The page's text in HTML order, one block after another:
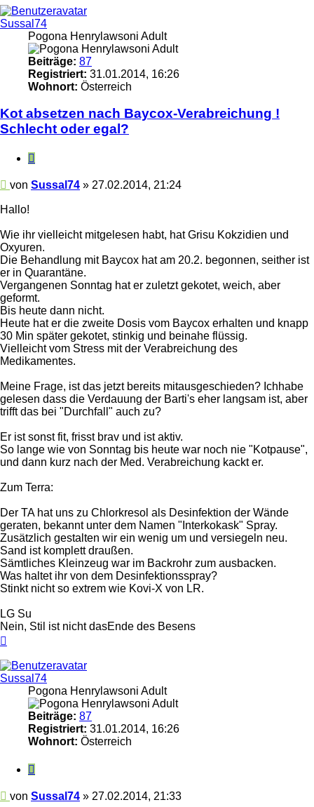
Sussal74
Pogona Henrylawsoni Adult
Beiträge: 87
Registriert: 31.01.2014, 16:26
Wohnort: Österreich
Kot absetzen nach Baycox-Verabreichung !
Schlecht oder egal?
Zitieren
Beitrag
von Sussal74 » 27.02.2014, 21:24
Hallo!
Wie ihr vielleicht mitgelesen habt, hat Grisu Kokzidien und
Oxyuren.
Die Behandlung mit Baycox hat am 20.2. begonnen, seither ist
er in Quarantäne.
Vergangenen Sonntag hat er zuletzt gekotet, weich, aber
geformt.
Bis heute dann nicht.
Heute hat er die zweite Dosis vom Baycox erhalten und knapp
30 Min später gekotet, stinkig und beinahe flüssig.
Vielleicht vom Stress mit der Verabreichung des
Medikamentes.
Meine Frage, ist das jetzt bereits mitausgeschieden? Ichhabe
gelesen dass die Verdauung der Barti's eher langsam ist, aber
trifft das bei "Durchfall" auch zu?
Er ist sonst fit, frisst brav und ist aktiv.
So lange wie von Sonntag bis heute war noch nie "Kotpause",
und dann kurz nach der Med. Verabreichung kackt er.
Zum Terra:
Der TA hat uns zu Chlorkresol als Desinfektion der Wände
geraten, bekannt unter dem Namen "Interkokask" Spray.
Zusätzlich gestalten wir ein wenig um und versiegeln neu.
Sand ist komplett draußen.
Sämtliches Kleinzeug war im Backrohr zum ausbacken.
Was haltet ihr von dem Desinfektionsspray?
Stinkt nicht so extrem wie Kovi-X von LR.
LG Su
Nein, Stil ist nicht dasEnde des Besens
Sussal74
Pogona Henrylawsoni Adult
Beiträge: 87
Registriert: 31.01.2014, 16:26
Wohnort: Österreich
Zitieren
Beitrag
von Sussal74 » 27.02.2014, 21:33